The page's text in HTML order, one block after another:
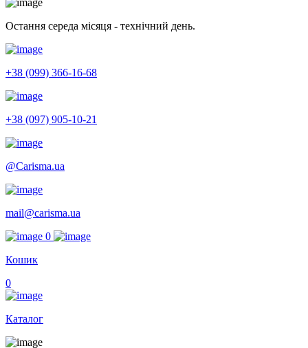
Остання середа місяця - технічний день.
+38 (099) 366-16-68
+38 (097) 905-10-21
@Carisma.ua
mail@carisma.ua
0
Кошик
0
Каталог